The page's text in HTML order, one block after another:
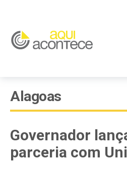
Alagoas
Governador
parceria com